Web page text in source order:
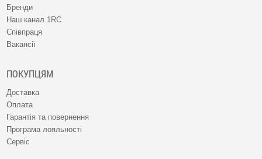
Бренди
Наш канал 1RC
Співпраця
Вакансії
ПОКУПЦЯМ
Доставка
Оплата
Гарантія та повернення
Програма лояльності
Сервіс